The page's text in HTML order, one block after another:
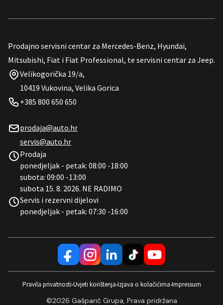
Prodajno servisni centar za Mercedes-Benz, Hyundai,
Mitsubishi, Fiat i Fiat Professional, te servisni centar za Jeep.
Velikogorička 19/a,
10419 Vukovina, Velika Gorica
+385 800 650 650
prodaja@auto.hr
servis@auto.hr
Prodaja
ponedjeljak - petak: 08:00 -18:00
subota: 09:00 -13:00
subota 15. 8. 2026. NE RADIMO
Servis i rezervni dijelovi
ponedjeljak - petak: 07:30 -16:00
Pravila privatnosti•Uvjeti korištenja•Izjava o kolačićima•Impressum
©2026 Gašparić Grupa, Prava pridržana